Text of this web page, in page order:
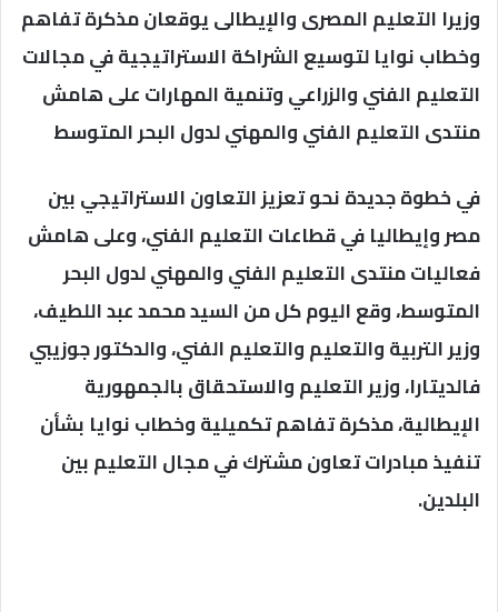
وزيرا التعليم المصرى والإيطالى يوقعان مذكرة تفاهم
وخطاب نوايا لتوسيع الشراكة الاستراتيجية في مجالات
التعليم الفني والزراعي وتنمية المهارات على هامش
منتدى التعليم الفني والمهني لدول البحر المتوسط
في خطوة جديدة نحو تعزيز التعاون الاستراتيجي بين
مصر وإيطاليا في قطاعات التعليم الفني، وعلى هامش
فعاليات منتدى التعليم الفني والمهني لدول البحر
المتوسط، وقع اليوم كل من السيد محمد عبد اللطيف،
وزير التربية والتعليم والتعليم الفني، والدكتور جوزيبي
فالديتارا، وزير التعليم والاستحقاق بالجمهورية
الإيطالية، مذكرة تفاهم تكميلية وخطاب نوايا بشأن
تنفيذ مبادرات تعاون مشترك في مجال التعليم بين
البلدين.